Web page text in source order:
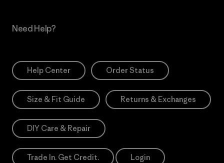
Need Help?
Help Center Order Status
Size & Fit Guide Returns & Exchanges
DIY Care & Repair
Trade In. Get Credit. Login